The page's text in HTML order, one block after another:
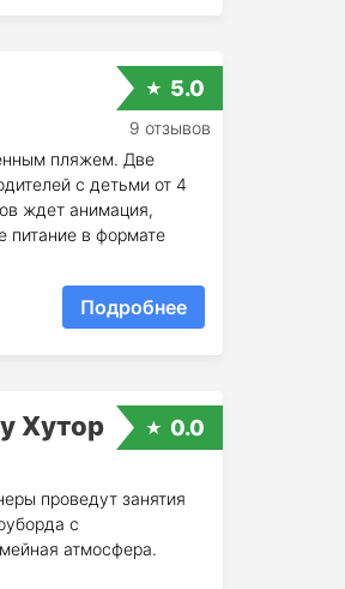
пляжем. Две
с детьми от 4
ждет анимация,
питание в формате
Подробнее
5.0
9 отзывов
Хутор
проведут занятия
с
атмосфера.
0.0